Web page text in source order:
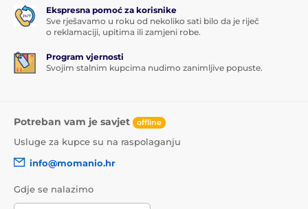
Ekspresna pomoć za korisnike
Sve rješavamo u roku od nekoliko sati bilo da je riječ
o reklamaciji, upitima ili zamjeni robe.
Program vjernosti
Svojim stalnim kupcima nudimo zanimljive popuste.
Potreban vam je savjet offline
Usluge za kupce su na raspolaganju
info@momanio.hr
Gdje se nalazimo